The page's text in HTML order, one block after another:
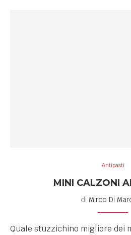
Antipasti
MINI CALZONI
di Mirco Di
Quale stuzzichino migliore dei